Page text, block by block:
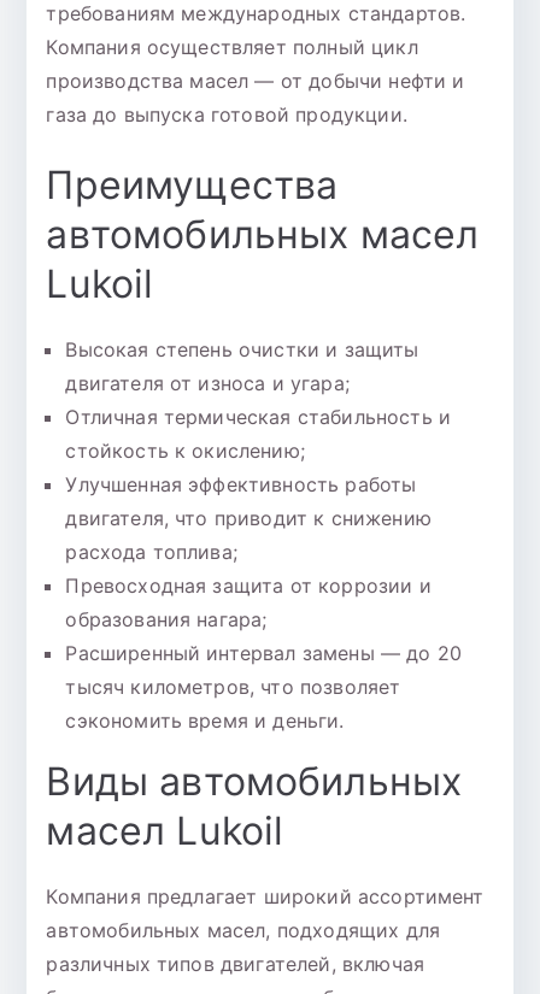
требованиям международных стандартов.
Компания осуществляет полный цикл
производства масел — от добычи нефти и
газа до выпуска готовой продукции.
Преимущества
автомобильных масел
Lukoil
Высокая степень очистки и защиты
двигателя от износа и угара;
Отличная термическая стабильность и
стойкость к окислению;
Улучшенная эффективность работы
двигателя, что приводит к снижению
расхода топлива;
Превосходная защита от коррозии и
образования нагара;
Расширенный интервал замены — до 20
тысяч километров, что позволяет
сэкономить время и деньги.
Виды автомобильных
масел Lukoil
Компания предлагает широкий ассортимент
автомобильных масел, подходящих для
различных типов двигателей, включая